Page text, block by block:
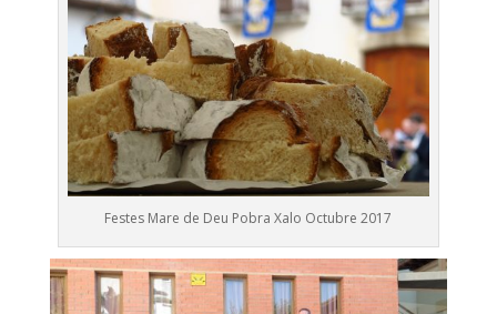
Festes Mare de Deu Pobra Xalo Octubre 2017